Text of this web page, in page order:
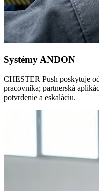
Systémy ANDON
CHESTER Push poskytuje
pracovníka; partnerská
potvrdenie a eskaláciu.